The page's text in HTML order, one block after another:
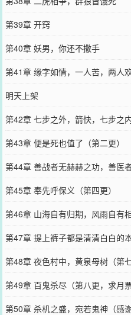
第39章 开窍
第40章 妖男，你还不撒手
第41章 缘字如情，一人苦，两人
明天上架
第42章 七步之外，箭快，七步之
第43章 便是死也值了（第二更）
第44章 善战者无赫赫之功，善医
第45章 奉先呼保义（第四更）
第46章 山海自有归期，风雨自有
第47章 提上裤子都是清清白白的
第48章 夜色村中，黄泉母树（第七
第49章 百鬼杀尽（第八更，求月票
第50章 杀机之盛，宛若鬼神（感